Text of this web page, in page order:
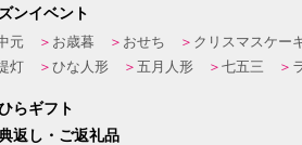
ンイベント
元 お歳暮 おせち クリスマスケー
灯
ひな人形 五月人形 七五三
らギフト
返し・ご返礼品